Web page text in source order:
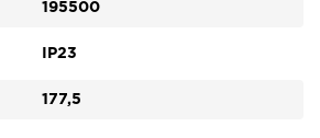
195500
IP23
177,5